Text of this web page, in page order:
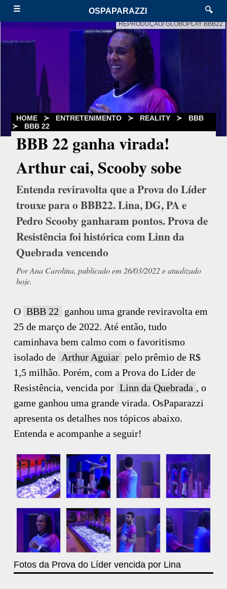
☰ OSPAPARAZZI 🔍
REPRODUÇÃO/ GLOBOPLAY BBB22
HOME ≻ ENTRETENIMENTO ≻ REALITY ≻
BBB
≻
BBB 22
BBB 22 ganha virada!
Arthur cai, Scooby sobe
Entenda reviravolta que a Prova do Líder
trouxe para o BBB22. Lina, DG, PA e
Pedro Scooby ganharam pontos. Prova de
Resistência foi histórica com Linn da
Quebrada vencendo
Por Ana Carolina, publicado em 26/03/2022 e atualizado
hoje.
O BBB 22 ganhou uma grande reviravolta em
25 de março de 2022. Até então, tudo
caminhava bem calmo com o favoritismo
isolado de Arthur Aguiar pelo prêmio de R$
1,5 milhão. Porém, com a Prova do Líder de
Resistência, vencida por Linn da Quebrada , o
game ganhou uma grande virada. OsPaparazzi
apresenta os detalhes nos tópicos abaixo.
Entenda e acompanhe a seguir!
Fotos da Prova do Líder vencida por Lina